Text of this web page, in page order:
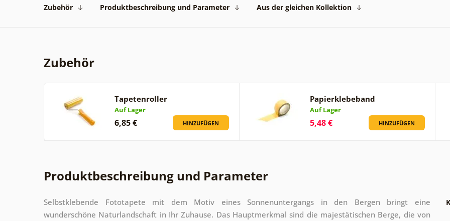
Zubehör Produktbeschreibung und Parameter Aus der gleichen Kollektion
Zubehör
Tapetenroller
Auf Lager
6,85 € HINZUFÜGEN
Papierklebeband
Auf Lager
5,48 € HINZUFÜGEN
Produktbeschreibung und Parameter
Selbstklebende Fototapete mit dem Motiv eines Sonnenuntergangs in den Bergen bringt eine
wunderschöne Naturlandschaft in Ihr Zuhause. Das Hauptmerkmal sind die majestätischen Berge, die von